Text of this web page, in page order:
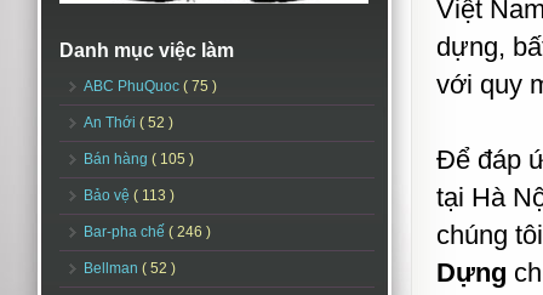
Danh mục việc làm
ABC PhuQuoc ( 75 )
An Thới ( 52 )
Bán hàng ( 105 )
Bảo vệ ( 113 )
Bar-pha chế ( 246 )
Bellman ( 52 )
Việt
dựng,
với quy
Để đáp
tại Hà
chúng
Dựng